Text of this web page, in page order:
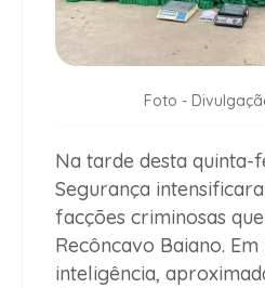
Foto -
Na tarde desta quinta-
Segurança
facções criminosas
Recôncavo Baiano.
inteligência,